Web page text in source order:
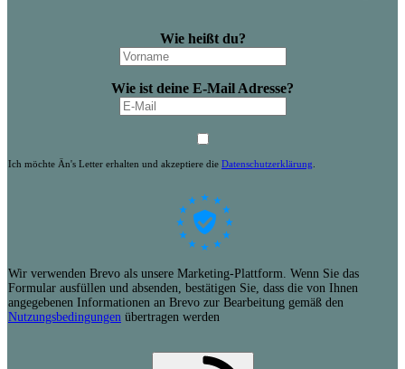
Wie heißt du?
Wie ist deine E-Mail Adresse?
Ich möchte Än's Letter erhalten und akzeptiere die Datenschutzerklärung
Wir verwenden Brevo als unsere Marketing-Plattform. Wenn Sie das
Formular ausfüllen und absenden, bestätigen Sie, dass die von Ihnen
angegebenen Informationen an Brevo zur Bearbeitung gemäß den
Nutzungsbedingungen übertragen werden